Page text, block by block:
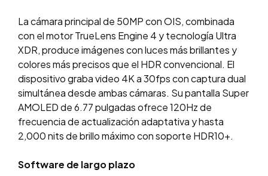
La cámara principal de 50MP con OIS, combinada
con el motor TrueLens Engine 4 y tecnología Ultra
XDR, produce imágenes con luces más brillantes y
colores más precisos que el HDR convencional. El
dispositivo graba video 4K a 30fps con captura dual
simultánea desde ambas cámaras. Su pantalla Super
AMOLED de 6.77 pulgadas ofrece 120Hz de
frecuencia de actualización adaptativa y hasta
2,000 nits de brillo máximo con soporte HDR10+.
Software de largo plazo